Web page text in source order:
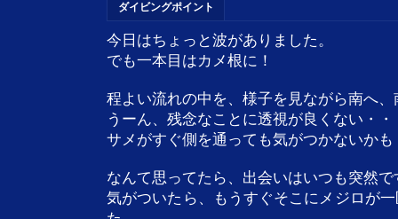
ダイビングポイント
今日はちょっと波がありました。
でも一本目はカメ根に！
程よい流れの中を、様子を見ながら南へ、
うーん、残念なことに透視が良くない・・
サメがすぐ側を通っても気がつかないかも
なんて思ってたら、出会いはいつも突然で
気がついたら、もうすぐそこにメジロが